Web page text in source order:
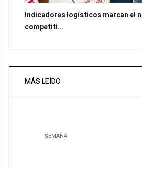
Indicadores logísticos marcan el
competiti...
MÁS LEÍDO
SEMANA